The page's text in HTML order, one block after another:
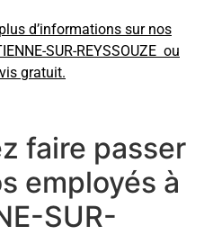
d’informations sur nos
SUR-REYSSOUZE ou
gratuit.
faire passer
employés à
SUR-